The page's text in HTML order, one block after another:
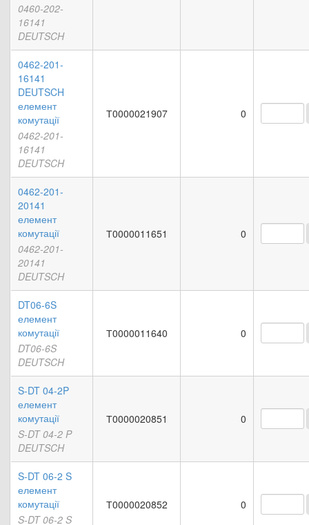
0460-202-
16141
DEUTSCH
0462-201-
16141
DEUTSCH
елемент
комутації
0462-201-
16141
DEUTSCH
Т0000021907 0
0462-201-
20141
елемент
комутації
0462-201-
20141
DEUTSCH
Т0000011651 0
DT06-6S
елемент
комутації
DT06-6S
DEUTSCH
Т0000011640 0
S-DT 04-2P
елемент
комутації
S-DT 04-2 P
DEUTSCH
Т0000020851 0
S-DT 06-2 S
елемент
комутації
S-DT 06-2 S
Т0000020852 0